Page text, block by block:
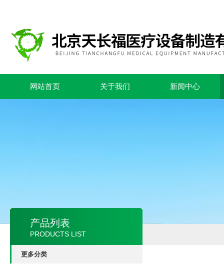
网站首页 关于我们 新闻中心
产品列表
PRODUCTS LIST
更多分类